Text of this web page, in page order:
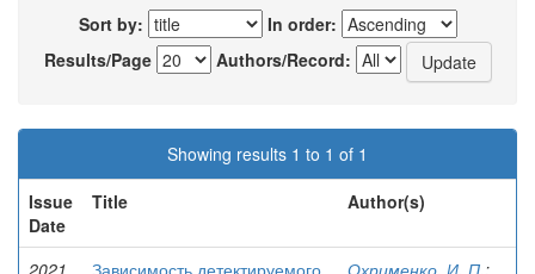
Sort by:
In order:
Results/Page
Authors/Record:
Showing results 1 to 1 of 1
Issue
Date
Title Author(s)
2021
Зависимость детектируемого
Охрименко, И. П.;